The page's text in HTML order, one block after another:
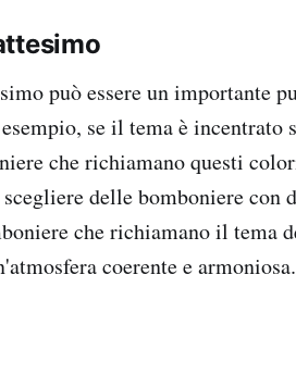
può essere un importante
se il tema è
che richiamano questi
delle bomboniere con
che richiamano il tema
coerente e armoniosa.